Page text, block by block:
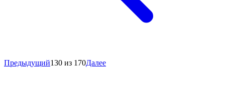
Предыдущий130 из 170Далее